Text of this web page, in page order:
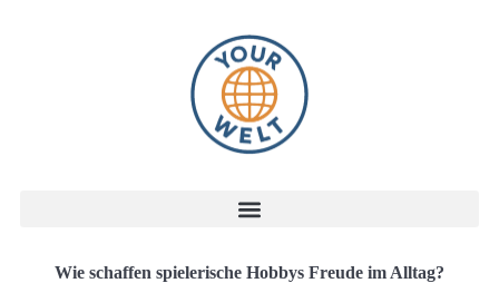
Wie schaffen spielerische Hobbys Freude im Alltag?